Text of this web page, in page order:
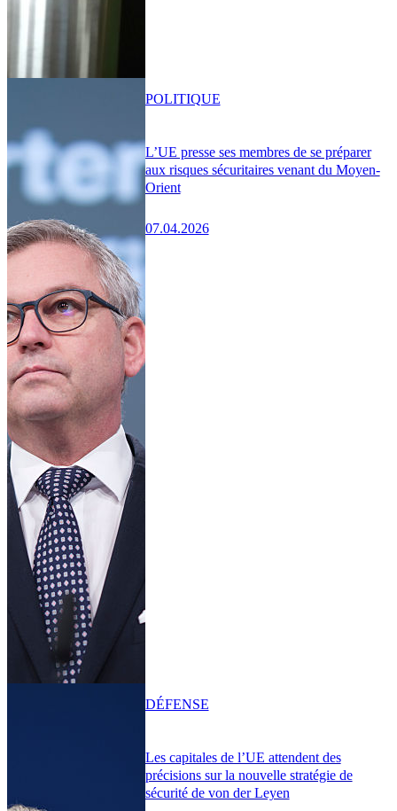
L’UE presse ses membres de se préparer
aux risques sécuritaires venant du Moyen-
Orient
07.04.2026
POLITIQUE
Les capitales de l’UE attendent des
précisions sur la nouvelle stratégie de
sécurité de von der Leyen
DÉFENSE